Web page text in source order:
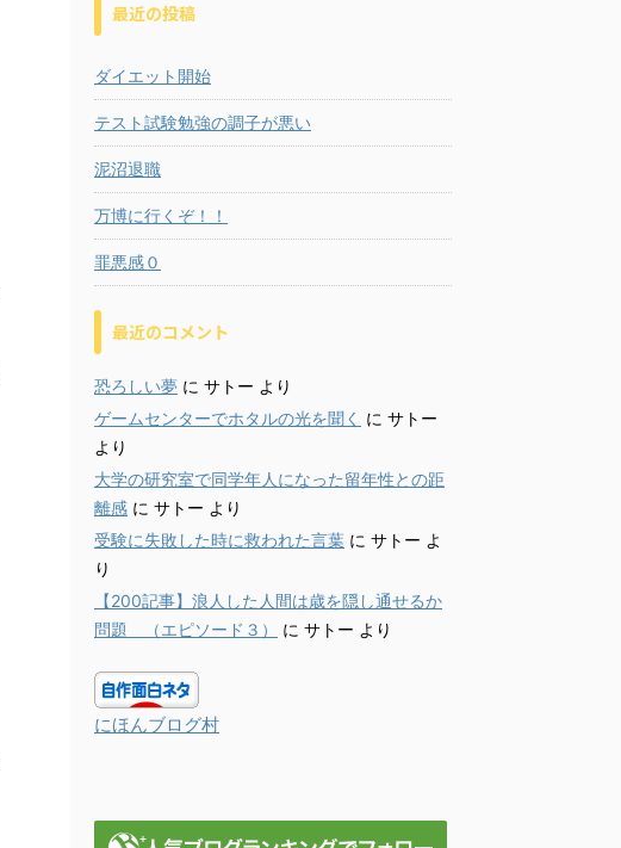
最近の投稿
ダイエット開始
テスト試験勉強の調子が悪い
泥沼退職
万博に行くぞ！！
罪悪感０
最近のコメント
恐ろしい夢 に サトー より
ゲームセンターでホタルの光を聞く に サトー
より
大学の研究室で同学年人になった留年性との距
離感 に サトー より
受験に失敗した時に救われた言葉 に サトー よ
り
【200記事】浪人した人間は歳を隠し通せるか
問題 （エピソード３）
に サトー より
にほんブログ村